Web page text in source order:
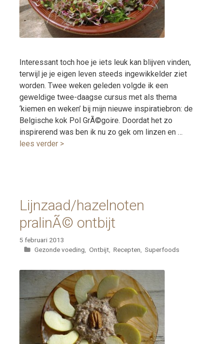
Interessant toch hoe je iets leuk kan blijven vinden,
terwijl je je eigen leven steeds ingewikkelder ziet
worden. Twee weken geleden volgde ik een
geweldige twee-daagse cursus met als thema
‘kiemen en weken’ bij mijn nieuwe inspiratiebron: de
Belgische kok Pol GrÃ©goire. Doordat het zo
inspirerend was ben ik nu zo gek om linzen en …
lees verder >
Lijnzaad/hazelnoten
pralinÃ© ontbijt
5 februari 2013
Categorieën
Gezonde voeding, Ontbijt, Recepten, Superfoods